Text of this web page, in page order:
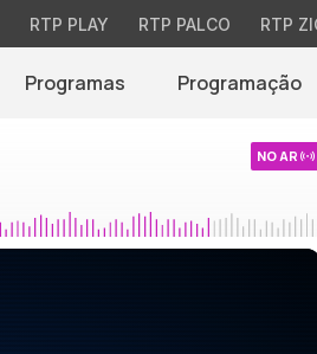
RTP PLAY RTP PALCO RTP
Programas Programação
NO AR